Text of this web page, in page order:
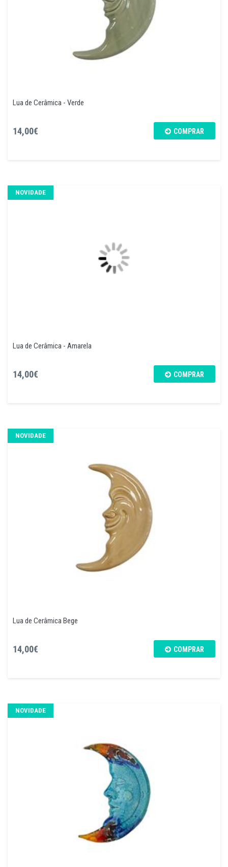
Lua de Cerâmica - Verde
14,00€ COMPRAR
NOVIDADE
Lua de Cerâmica - Amarela
14,00€ COMPRAR
NOVIDADE
Lua de Cerâmica Bege
14,00€ COMPRAR
NOVIDADE